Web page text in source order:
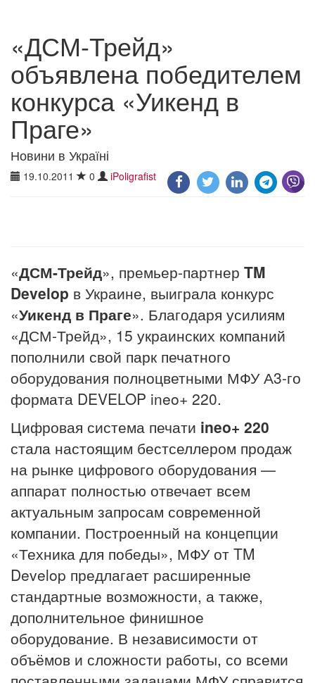
«ДСМ-Трейд»
объявлена победителем
конкурса «Уикенд в
Праге»
Новини в Україні
19.10.2011 0 iPoligrafist
«ДСМ-Трейд», премьер-партнер TM
Develop в Украине, выиграла конкурс
«Уикенд в Праге». Благодаря усилиям
«ДСМ-Трейд», 15 украинских компаний
пополнили свой парк печатного
оборудования полноцветными МФУ А3-го
формата DEVELOP ineo+ 220.
Цифровая система печати ineo+ 220
стала настоящим бестселлером продаж
на рынке цифрового оборудования —
аппарат полностью отвечает всем
актуальным запросам современной
компании. Построенный на концепции
«Техника для победы», МФУ от TM
Develop предлагает расширенные
стандартные возможности, а также,
дополнительное финишное
оборудование. В независимости от
объёмов и сложности работы, со всеми